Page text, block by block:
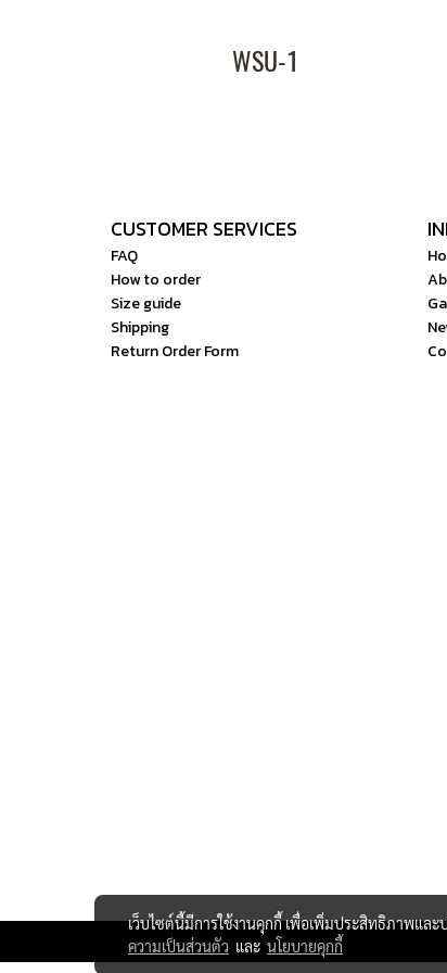
WSU-1
CUSTOMER SERVICES
FAQ
How to order
Size guide
Shipping
Return Order Form
เว็บไซต์นี้มีการใช้งานคุกกี้ เพื่อเพิ่มประสิทธิภาพแล
ความเป็นส่วนตัว และ นโยบายคุกกี้